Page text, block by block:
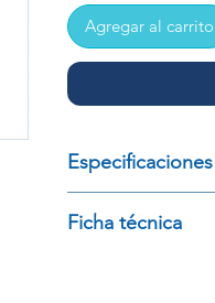
Agregar al carrito
MATRAZ
Ficha técnica